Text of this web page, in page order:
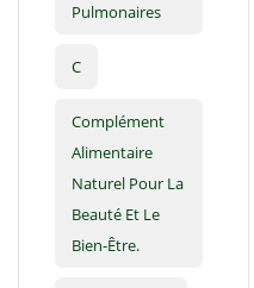
Pulmonaires
C
Complément
Alimentaire
Naturel Pour La
Beauté Et Le
Bien-Être.